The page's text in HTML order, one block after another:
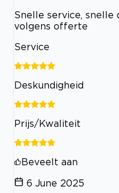
Snelle service,
volgens offerte
Service
Deskundigheid
Prijs/Kwaliteit
Beveelt aan
6 June 2025